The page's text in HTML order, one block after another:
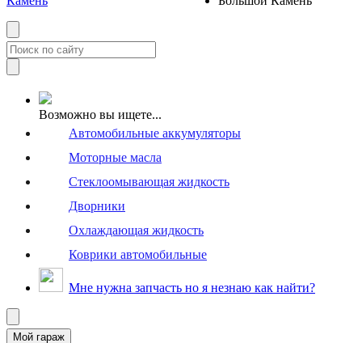
Возможно вы ищете...
Автомобильные аккумуляторы
Моторные масла
Стеклоомывающая жидкость
Дворники
Охлаждающая жидкость
Коврики автомобильные
Мне нужна запчасть но я незнаю как найти?